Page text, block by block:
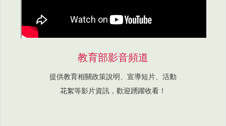
教育部影音頻道
提供教育相關政策說明、宣導短片、活動
花絮等影片資訊，歡迎踴躍收看！